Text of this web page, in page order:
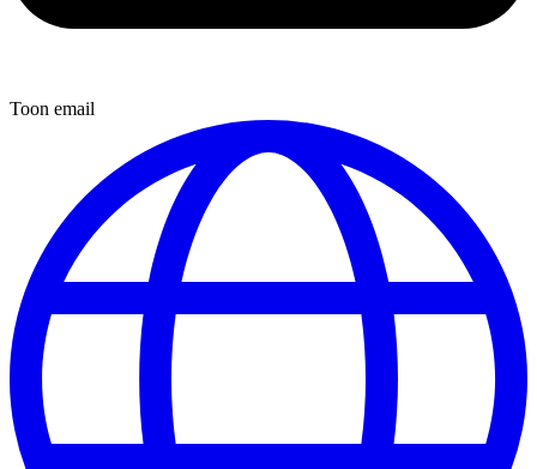
Toon email